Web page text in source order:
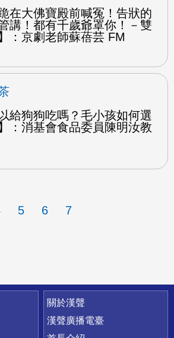
在大佛寶殿前喊冤！告狀的
講！都有千歲爺罩你！－雙
：京劇老師蘇蓓芸 FM
給狗狗吃嗎？毛小孩如何選
：消基會食品委員陳明汝教
5 6 7
關於漢聲
漢聲廣播電臺